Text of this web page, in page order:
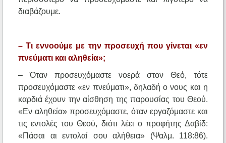
διαβάζουμε.
– Τι εννοούμε με την προσευχή που γίνεται «εν
πνεύματι και αληθεία»;
– Όταν προσευχόμαστε νοερά στον Θεό, τότε
προσευχόμαστε «εν πνεύματι», δηλαδή ο νους και η
καρδιά έχουν την αίσθηση της παρουσίας του Θεού.
«Εν αληθεία» προσευχόμαστε, όταν εργαζόμαστε και
τις εντολές του Θεού, διότι λέει ο προφήτης Δαβίδ:
«Πάσαι αι εντολαί σου αλήθεια» (Ψαλμ. 118:86).